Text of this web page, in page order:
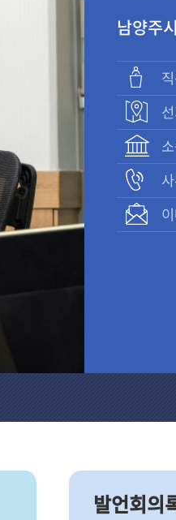
남양주
발언회의